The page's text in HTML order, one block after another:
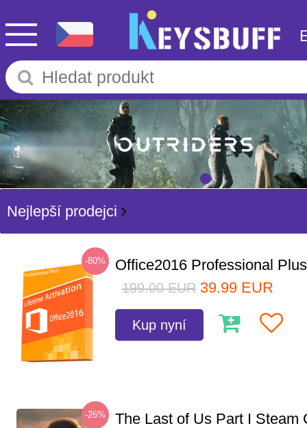
Nejlepší prodejci
-80% Office2016 Professional
199.00 EUR 39.99 EUR
Kup nyní
-26% The Last of Us Part I Steam